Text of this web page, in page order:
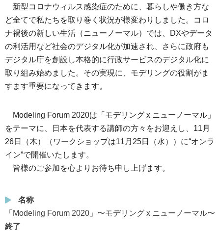
新型コロナウィルス感染症のために、暮らしや働き方な
ど全てで私たちを取り巻く状況が様変わりしました。コロ
ナ禍後の新しい生活（ニューノーマル）では、DXやデータ
の利活用など社会のデジタル化が加速され、さらに政府も
デジタル庁を創設し本格的に行政サービスのデジタル化に
取り組み始めました。その実現に、モデリングの役割がま
すます重要になってきます。
Modeling Forum 2020は「モデリング x ニューノーマル」
をテーマに、日本を代表する講師の方々をお迎えし、11月
26日（木）（ワークショップは11月25日（水））に“オンラ
イン”で開催いたします。
皆様のご参加を心よりお待ち申し上げます。
名称
「Modeling Forum 2020」〜モデリング x ニューノーマル〜
終了